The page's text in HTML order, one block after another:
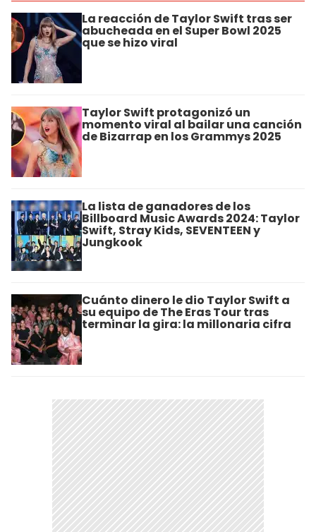
La reacción de Taylor Swift tras ser
abucheada en el Super Bowl 2025
que se hizo viral
Taylor Swift protagonizó un
momento viral al bailar una canción
de Bizarrap en los Grammys 2025
La lista de ganadores de los
Billboard Music Awards 2024: Taylor
Swift, Stray Kids, SEVENTEEN y
Jungkook
Cuánto dinero le dio Taylor Swift a
su equipo de The Eras Tour tras
terminar la gira: la millonaria cifra